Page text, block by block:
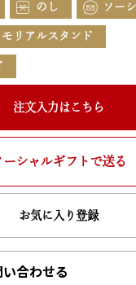
のし ソー
モリアルスタンド
注文入力はこちら
ーシャルギフトで送る
お気に入り登録
合わせる